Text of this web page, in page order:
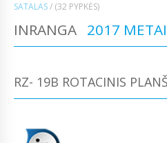
SATALAS/ (32 PYPKĖS)
INRANGA 2017 METAI
RZ- 19B ROTACINIS